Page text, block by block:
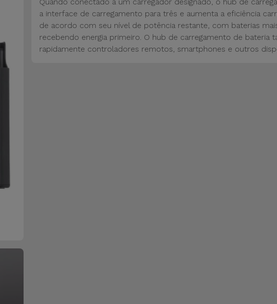
a interface de carregamento para três e aumenta a eficiência
de acordo com seu nível de potência restante, com baterias
recebendo energia primeiro. O hub de carregamento de bateria
rapidamente controladores remotos, smartphones e outros